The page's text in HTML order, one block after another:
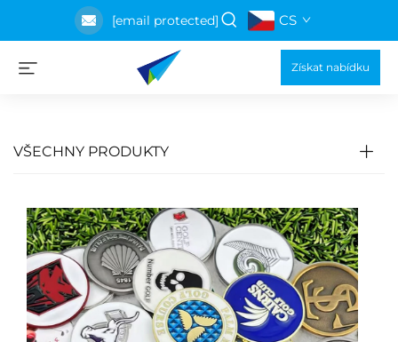
[email protected] CS
Získat nabídku
VŠECHNY PRODUKTY